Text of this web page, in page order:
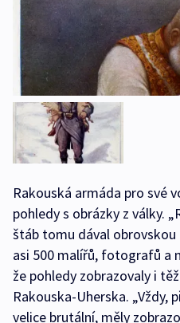
Rakouská armáda pro své
pohledy s obrázky z války.
štáb tomu dával
asi 500 malířů, fotografů a
že pohledy zobrazovaly i
Rakouska-Uherska. „Vždy,
velice brutální, měly